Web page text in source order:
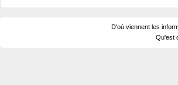
D'où viennent les
Qu'est